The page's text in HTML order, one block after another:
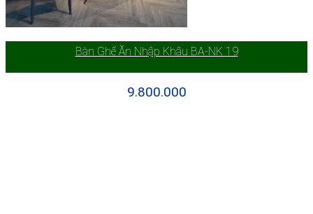
Bàn Ghế Ăn Nhập Khâu BA-NK 19
9.800.000